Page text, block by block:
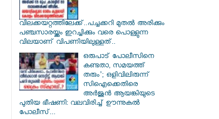
വിലക്കയറ്റത്തിലേക്ക്..പച്ചക്കറി മുതൽ അരിക്കും
പഞ്ചസാരയ്ക്കും ഇറച്ചിക്കും വരെ പൊള്ളുന്ന
വിലയാണ് വിപണിയിലുള്ളത്..
ഒരുപാട് പോലീസിനെ
കണ്ടതാ, സമയത്ത്
തരും'; ഒളിവിലിരുന്ന്
സിഐക്കെതിരെ
അർജുൻ ആയങ്കിയുടെ
പുതിയ ഭീഷണി: വലവിരിച്ച് ഊന്നുകൽ
പോലീസ്...